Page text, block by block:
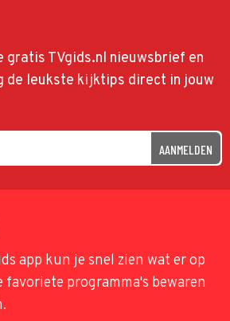
gratis TVgids.nl nieuwsbrief en
de leukste kijktips direct in jouw
AANMELDEN
app kun je snel zien wat er op
favoriete programma's bewaren